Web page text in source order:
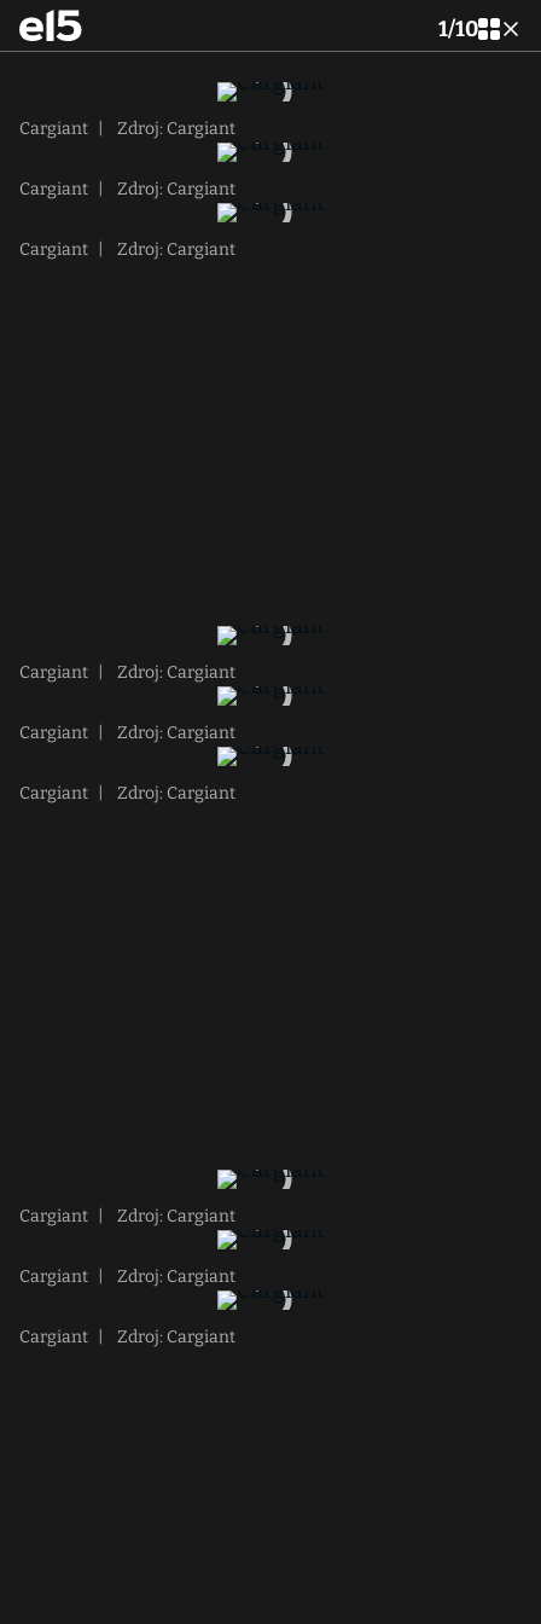
1/10
Cargiant Zdroj: Cargiant
Cargiant Zdroj: Cargiant
Cargiant Zdroj: Cargiant
Cargiant Zdroj: Cargiant
Cargiant Zdroj: Cargiant
Cargiant Zdroj: Cargiant
Cargiant Zdroj: Cargiant
Cargiant Zdroj: Cargiant
Cargiant Zdroj: Cargiant